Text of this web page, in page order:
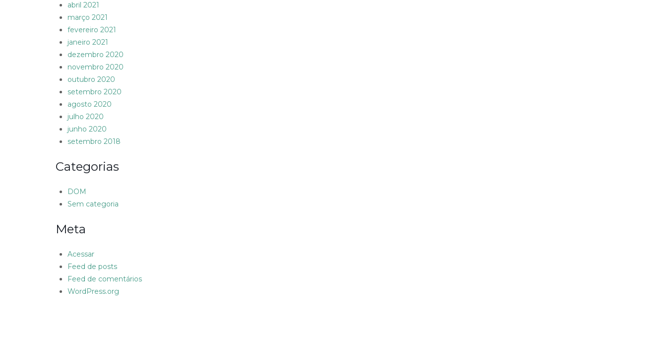
abril 2021
março 2021
fevereiro 2021
janeiro 2021
dezembro 2020
novembro 2020
outubro 2020
setembro 2020
agosto 2020
julho 2020
junho 2020
setembro 2018
Categorias
DOM
Sem categoria
Meta
Acessar
Feed de posts
Feed de comentários
WordPress.org